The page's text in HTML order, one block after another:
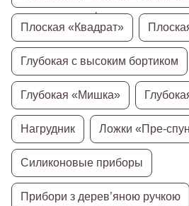
Плоская «Квадрат»
Глубокая с высоким бортиком
Глубокая «Мишка»
Нагрудник Ложки «Пре-
Силиконовые приборы
Прибори з дерев’яною ручкою